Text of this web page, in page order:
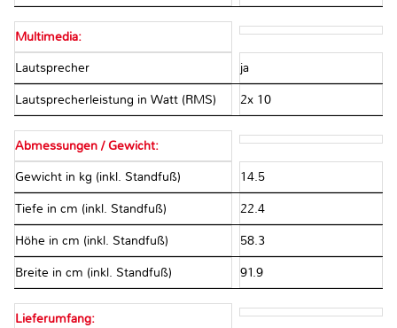
Multimedia:
Lautsprecher ja
Lautsprecherleistung in Watt (RMS) 2x 10
Abmessungen / Gewicht:
Gewicht in kg (inkl. Standfuß) 14.5
Tiefe in cm (inkl. Standfuß) 22.4
Höhe in cm (inkl. Standfuß) 58.3
Breite in cm (inkl. Standfuß) 91.9
Lieferumfang: